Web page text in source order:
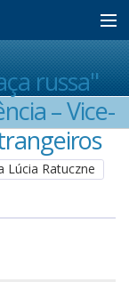
russa"
– Vice-
Lúcia Ratuczne